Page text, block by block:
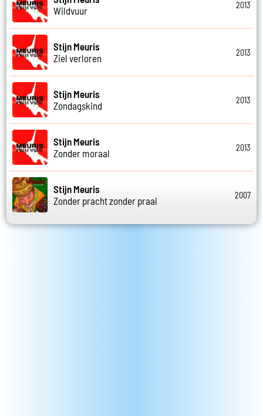
Wildvuur
2013
Stijn Meuris
Ziel verloren
2013
Stijn Meuris
Zondagskind
2013
Stijn Meuris
Zonder moraal
2013
Stijn Meuris
Zonder pracht zonder praal
2007